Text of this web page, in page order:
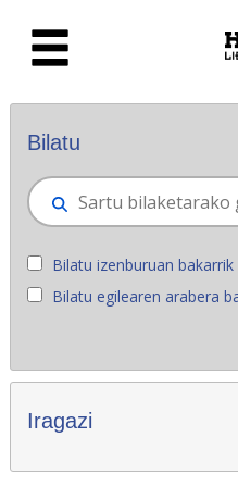
Eskuratu
Bilatu
Bilatu izenburuan bakarrik
Bilatu egilearen arabera
Iragazi